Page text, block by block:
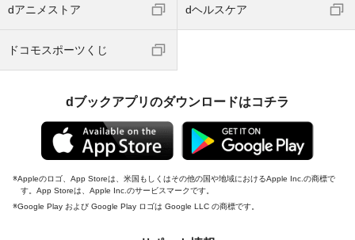
dアニメストア dヘルスケア
ドコモスポーツくじ
dブックアプリのダウンロードはコチラ
Appleのロゴ、App Storeは、米国もしくはその他の国や地域におけるApple Inc.の商標で
す。App Storeは、Apple Inc.のサービスマークです。
Google Play および Google Play ロゴは Google LLC の商標です。